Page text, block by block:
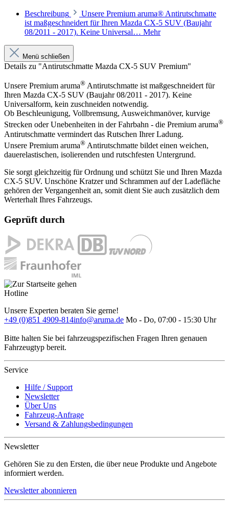
Beschreibung
Unsere Premium aruma® Antirutschmatte
ist maßgeschneidert für Ihren Mazda CX-5 SUV (Baujahr
08/2011 - 2017). Keine Universal… Mehr
Menü schließen
Details zu "Antirutschmatte Mazda CX-5 SUV Premium"
Unsere Premium aruma® Antirutschmatte ist maßgeschneidert für
Ihren Mazda CX-5 SUV (Baujahr 08/2011 - 2017). Keine
Universalform, kein zuschneiden notwendig.
Ob Beschleunigung, Vollbremsung, Ausweichmanöver, kurvige
Strecken oder Unebenheiten in der Fahrbahn - die Premium aruma®
Antirutschmatte vermindert das Rutschen Ihrer Ladung.
Unsere Premium aruma® Antirutschmatte bildet einen weichen,
dauerelastischen, isolierenden und rutschfesten Untergrund.
Sie sorgt gleichzeitig für Ordnung und schützt Sie und Ihren Mazda
CX-5 SUV. Unschöne Kratzer und Schrammen auf der Ladefläche
gehören der Vergangenheit an, somit dient Sie auch zusätzlich dem
Werterhalt Ihres Fahrzeugs.
Geprüft durch
Hotline
Unsere Experten beraten Sie gerne!
+49 (0)851 4909-814info@aruma.de Mo - Do, 07:00 - 15:30 Uhr
Bitte halten Sie bei fahrzeugspezifischen Fragen Ihren genauen
Fahrzeugtyp bereit.
Service
Hilfe / Support
Newsletter
Über Uns
Fahrzeug-Anfrage
Versand & Zahlungsbedingungen
Newsletter
Gehören Sie zu den Ersten, die über neue Produkte und Angebote
informiert werden.
Newsletter abonnieren